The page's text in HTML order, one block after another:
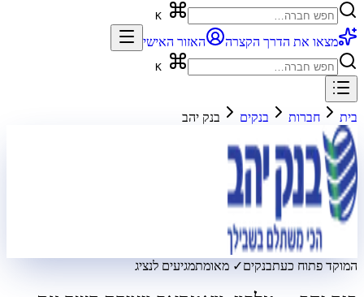
מצאו את הדרך הקצרה האזור האישי
בית חברות בנקים בנק יהב
המוקד פתוח כעתבנקים✓ מאומתמגיעים לנציג